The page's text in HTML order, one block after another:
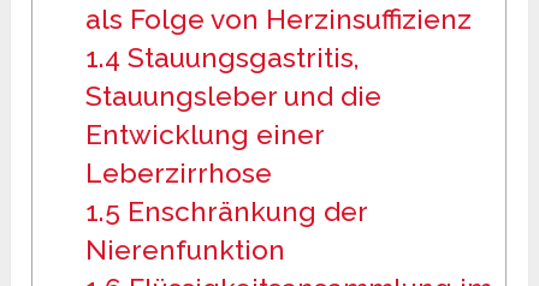
als Folge von Herzinsuffizienz
1.4 Stauungsgastritis,
Stauungsleber und die
Entwicklung einer
Leberzirrhose
1.5 Enschränkung der
Nierenfunktion